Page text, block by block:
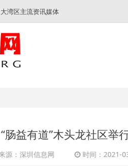
湾区主流资讯媒体
“肠益有道”木头龙社区举
源：深圳信息网 时间：2021-